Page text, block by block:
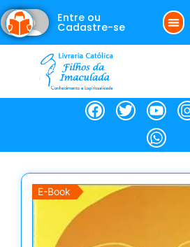
Entre ou
Cadastre-se
E-Book